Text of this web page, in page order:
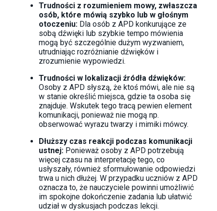
Trudności z rozumieniem mowy, zwłaszcza
osób, które mówią szybko lub w głośnym
otoczeniu: Dla osób z APD konkurujące ze
sobą dźwięki lub szybkie tempo mówienia
mogą być szczególnie dużym wyzwaniem,
utrudniając rozróżnianie dźwięków i
zrozumienie wypowiedzi.
Trudności w lokalizacji źródła dźwięków:
Osoby z APD słyszą, że ktoś mówi, ale nie są
w stanie określić miejsca, gdzie ta osoba się
znajduje. Wskutek tego tracą pewien element
komunikacji, ponieważ nie mogą np.
obserwować wyrazu twarzy i mimiki mówcy.
Dłuższy czas reakcji podczas komunikacji
ustnej: Ponieważ osoby z APD potrzebują
więcej czasu na interpretację tego, co
usłyszały, również sformułowanie odpowiedzi
trwa u nich dłużej. W przypadku uczniów z APD
oznacza to, że nauczyciele powinni umożliwić
im spokojne dokończenie zadania lub ułatwić
udział w dyskusjach podczas lekcji.